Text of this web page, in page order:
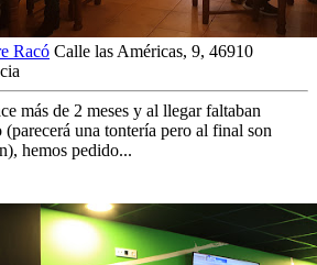
Racó Calle las Américas, 9, 46910
más de 2 meses y al llegar faltaban
una tontería pero al final son
hemos pedido...